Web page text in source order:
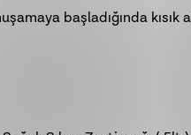
başladığında